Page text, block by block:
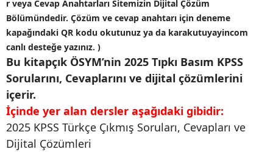
r veya Cevap Anahtarları Sitemizin Dijital Çözüm
Bölümündedir. Çözüm ve cevap anahtarı için deneme
kapağındaki QR kodu okutunuz ya da karakutuyayincom
canlı desteğe yazınız. )
Bu kitapçık ÖSYM’nin 2025 Tıpkı Basım KPSS
Sorularını, Cevaplarını ve dijital çözümlerini
içerir.
İçinde yer alan dersler aşağıdaki gibidir:
2025 KPSS Türkçe Çıkmış Soruları, Cevapları ve
Dijital Çözümleri